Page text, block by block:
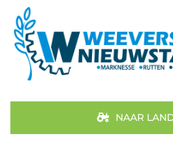
naar
inhoud
NAAR